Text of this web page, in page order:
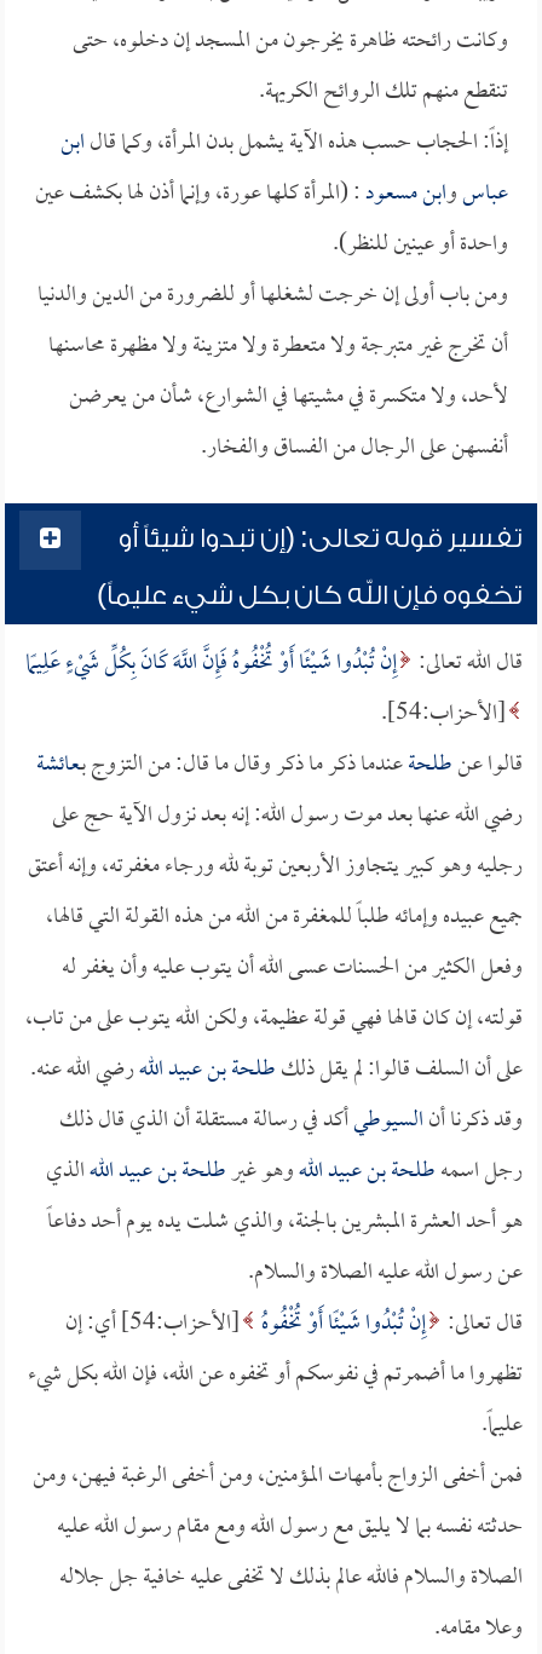
وكانت رائحته ظاهرة يخرجون من المسجد إن دخلوه، حتى
تنقطع منهم تلك الروائح الكريهة.
إذاً: الحجاب حسب هذه الآية يشمل بدن المرأة، وكما قالابن
عباسوابن مسعود: (المرأة كلها عورة، وإنما أذن لها بكشف عين
واحدة أو عينين للنظر).
ومن باب أولى إن خرجت لشغلها أو للضرورة من الدين والدنيا
أن تخرج غير متبرجة ولا متعطرة ولا متزينة ولا مظهرة محاسنها
لأحد، ولا متكسرة في مشيتها في الشوارع، شأن من يعرضن
أنفسهن على الرجال من الفساق والفخار.
تفسير قوله تعالى: (إن تبدوا شيئاً أو
تخفوه فإن الله كان بكل شيء عليماً)
قال الله تعالى: إِنْ تُبْدُوا شَيْئًا أَوْ تُخْفُوهُ فَإِنَّ اللَّهَ كَانَ بِكُلِّ شَيْءٍ عَلِيمًا
[الأحزاب:54].
قالوا عنطلحةعندما ذكر ما ذكر وقال ما قال: من التزوج بـعائشة
رضي الله عنها بعد موت رسول الله: إنه بعد نزول الآية حج على
رجليه وهو كبير يتجاوز الأربعين توبة لله ورجاء مغفرته، وإنه أعتق
جميع عبيده وإمائه طلباً للمغفرة من الله من هذه القولة التي قالها،
وفعل الكثير من الحسنات عسى الله أن يتوب عليه وأن يغفر له
قولته، إن كان قالها فهي قولة عظيمة، ولكن الله يتوب على من تاب،
على أن السلف قالوا: لم يقل ذلكطلحة بن عبيد اللهرضي الله عنه.
وقد ذكرنا أنالسيوطيأكد في رسالة مستقلة أن الذي قال ذلك
رجل اسمهطلحة بن عبيد اللهوهو غيرطلحة بن عبيد اللهالذي
هو أحد العشرة المبشرين بالجنة، والذي شلت يده يوم أحد دفاعاً
عن رسول الله عليه الصلاة والسلام.
قال تعالى: إِنْ تُبْدُوا شَيْئًا أَوْ تُخْفُوهُ
[الأحزاب:54] أي: إن
تظهروا ما أضمرتم في نفوسكم أو تخفوه عن الله، فإن الله بكل شيء
عليماً.
فمن أخفى الزواج بأمهات المؤمنين، ومن أخفى الرغبة فيهن، ومن
حدثته نفسه بما لا يليق مع رسول الله ومع مقام رسول الله عليه
الصلاة والسلام فالله عالم بذلك لا تخفى عليه خافية جل جلاله
وعلا مقامه.